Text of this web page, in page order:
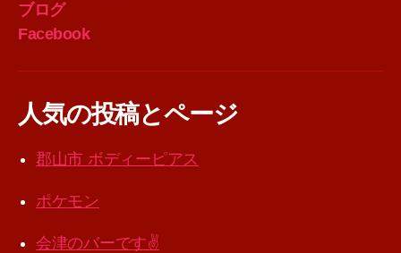
ブログ
Facebook
人気の投稿とページ
郡山市 ボディーピアス
ポケモン
会津のバーです✌️